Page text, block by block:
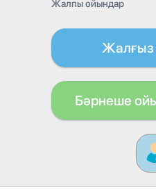
Жалпы ойындар
Бәрнеше